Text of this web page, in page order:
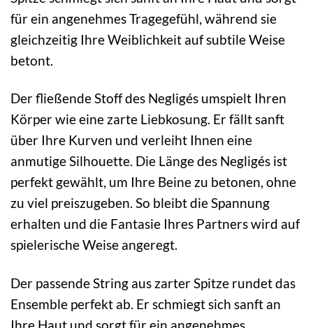
für ein angenehmes Tragegefühl, während sie
gleichzeitig Ihre Weiblichkeit auf subtile Weise
betont.
Der fließende Stoff des Negligés umspielt Ihren
Körper wie eine zarte Liebkosung. Er fällt sanft
über Ihre Kurven und verleiht Ihnen eine
anmutige Silhouette. Die Länge des Negligés ist
perfekt gewählt, um Ihre Beine zu betonen, ohne
zu viel preiszugeben. So bleibt die Spannung
erhalten und die Fantasie Ihres Partners wird auf
spielerische Weise angeregt.
Der passende String aus zarter Spitze rundet das
Ensemble perfekt ab. Er schmiegt sich sanft an